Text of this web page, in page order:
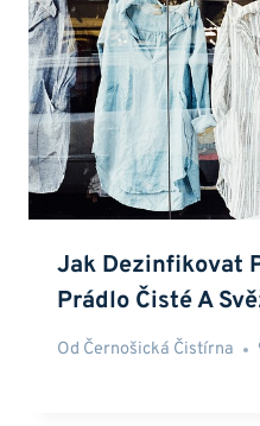
Jak Dezinfikovat
Prádlo Čisté A
Od Černošická Čistírna